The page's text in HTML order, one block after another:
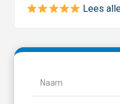
Lees
Naam